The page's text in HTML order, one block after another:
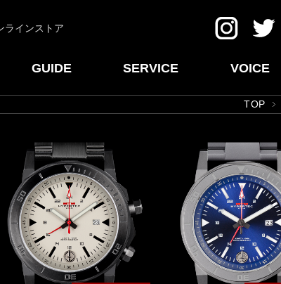
ラインストア
GUIDE SERVICE VOICE
TOP